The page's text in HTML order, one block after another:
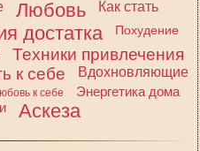
Любовь
Как стать
достатка
Похудение
Техники привлечения
к себе
Вдохновляющие
к себе
Энергетика дома
Аскеза